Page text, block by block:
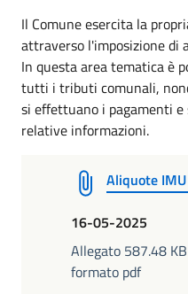
Il Comune esercita la
attraverso l'imposizione di
In questa area tematica è
tutti i tributi comunali,
si effettuano i pagamenti
relative informazioni.
Aliquote
16-05-2025
Allegato 587.48 KB
formato pdf